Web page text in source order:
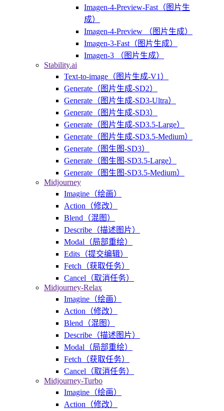
Imagen-4-Preview-Fast（图片生
成）
Imagen-4-Preview （图片生成）
Imagen-3-Fast（图片生成）
Imagen-3 （图片生成）
Stability.ai
Text-to-image（图片生成-V1）
Generate（图片生成-SD2）
Generate（图片生成-SD3-Ultra）
Generate（图片生成-SD3）
Generate（图片生成-SD3.5-Large）
Generate（图片生成-SD3.5-Medium）
Generate（图生图-SD3）
Generate（图生图-SD3.5-Large）
Generate（图生图-SD3.5-Medium）
Midjourney
Imagine（绘画）
Action（修改）
Blend（混图）
Describe（描述图片）
Modal（局部重绘）
Edits（提交编辑）
Fetch（获取任务）
Cancel（取消任务）
Midjourney-Relax
Imagine（绘画）
Action（修改）
Blend（混图）
Describe（描述图片）
Modal（局部重绘）
Fetch（获取任务）
Cancel（取消任务）
Midjourney-Turbo
Imagine（绘画）
Action（修改）